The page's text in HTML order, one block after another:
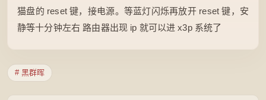
猫盘的 reset 键，接电源。等蓝灯闪烁再放开 reset 键，安
静等十分钟左右 路由器出现 ip 就可以进 x3p 系统了
# 黑群晖